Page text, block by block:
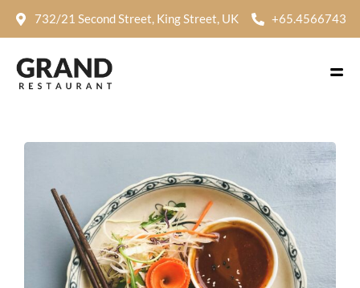
732/21 Second Street, King Street, UK +65.4566743